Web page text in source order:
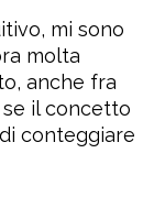
mi sono
molta
anche fra
il concetto
conteggiare